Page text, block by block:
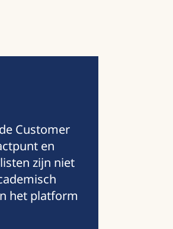
Customer
en
zijn niet
het platform